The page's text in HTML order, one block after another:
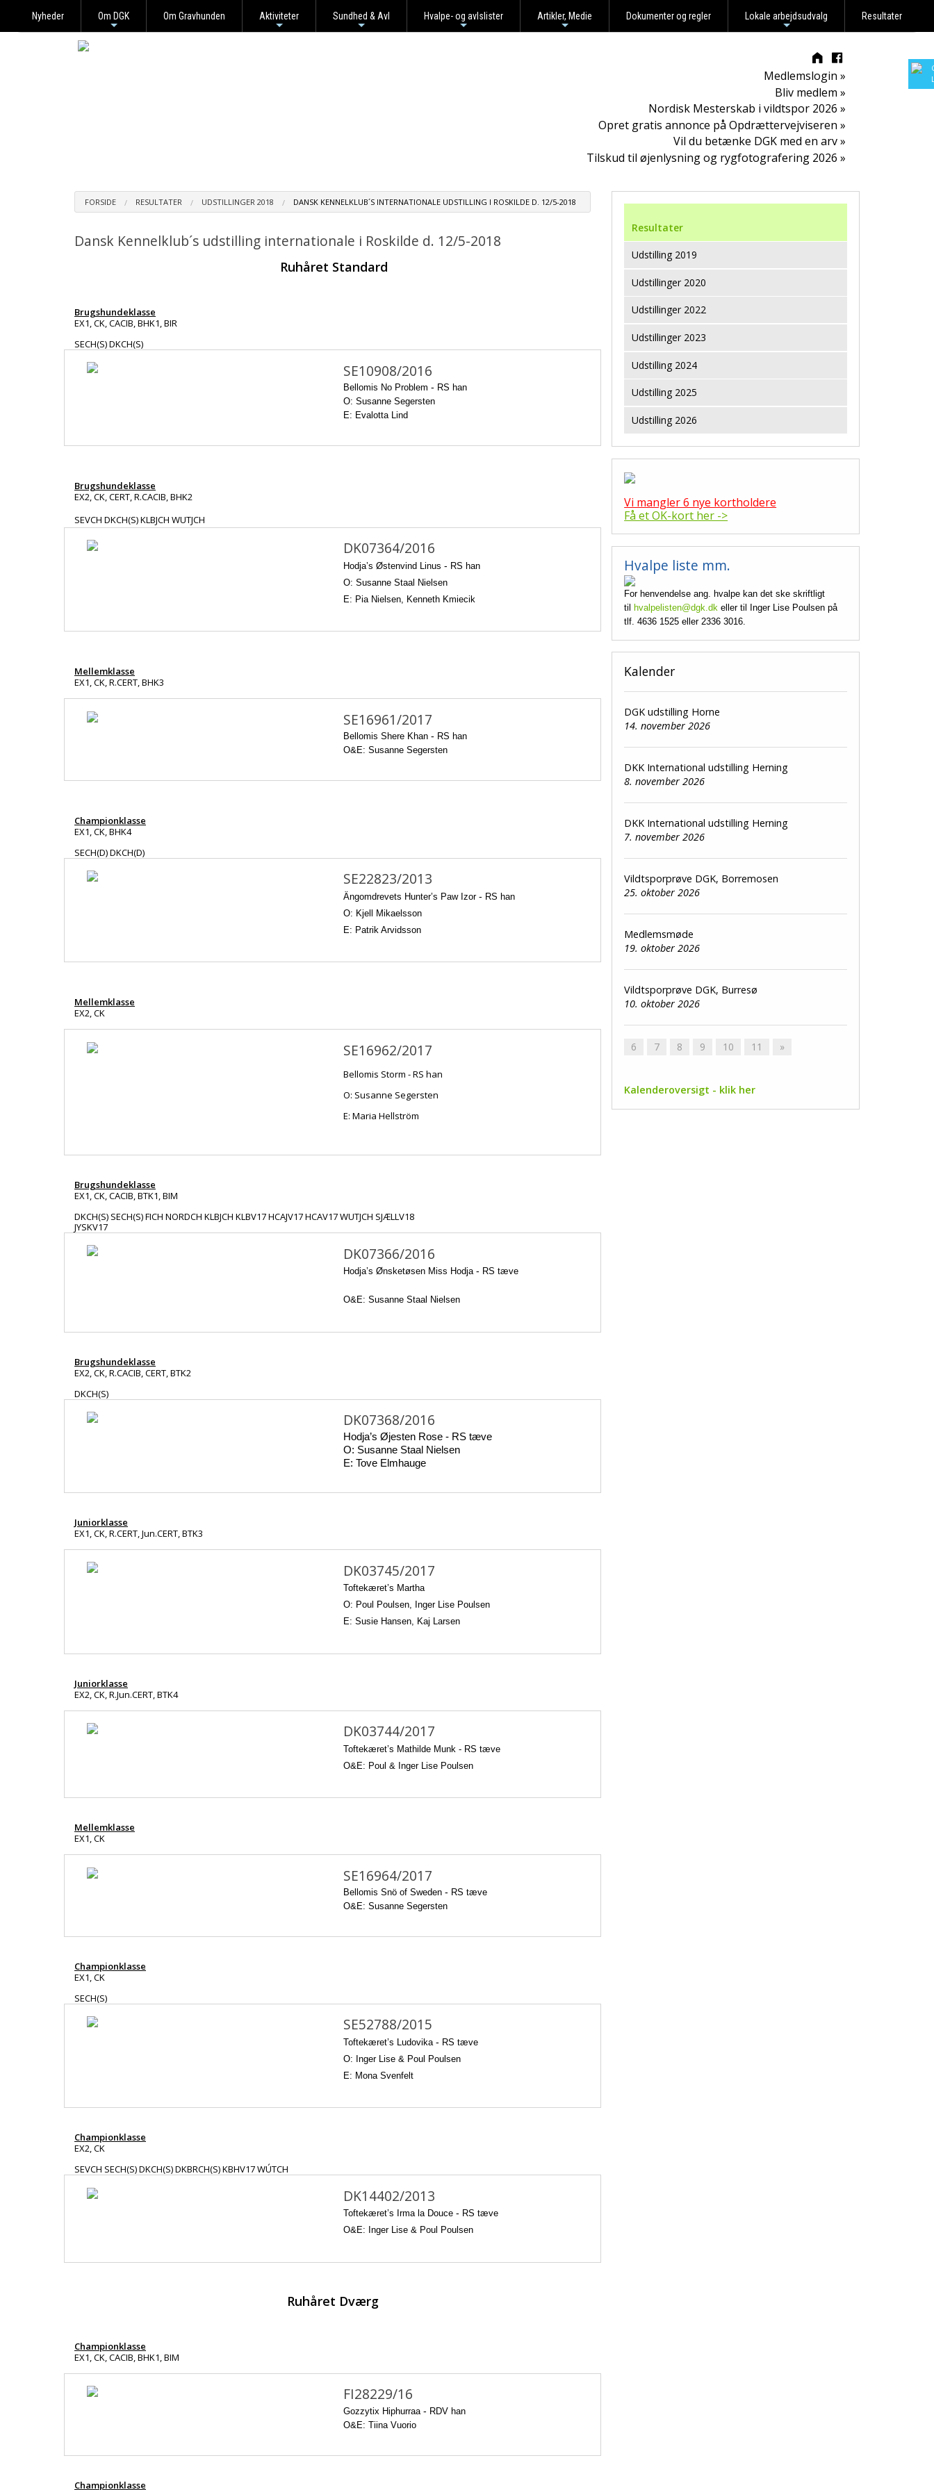
Nyheder Om DGK Om Gravhunden Aktiviteter Sundhed & Avl Hvalpe- og avlslister Artikler, Medie Dokumenter og regler Lokale arbejdsudvalg Resultater
Medlemslogin »
Bliv medlem »
Nordisk Mesterskab i vildtspor 2026 »
Opret gratis annonce på Opdrættervejviseren »
Vil du betænke DGK med en arv »
Tilskud til øjenlysning og rygfotografering 2026 »
FORSIDE RESULTATER UDSTILLINGER 2018 DANSK KENNELKLUB´S INTERNATIONALE UDSTILLING I ROSKILDE D. 12/5-2018
Dansk Kennelklub´s udstilling internationale i Roskilde d. 12/5-2018
Ruhåret Standard
Brugshundeklasse
EX1, CK, CACIB, BHK1, BIR
SECH(S) DKCH(S)
SE10908/2016
Bellomis No Problem - RS han
O: Susanne Segersten
E: Evalotta Lind
Brugshundeklasse
EX2, CK, CERT, R.CACIB, BHK2
SEVCH DKCH(S) KLBJCH WUTJCH
DK07364/2016
Hodja’s Østenvind Linus - RS han
O: Susanne Staal Nielsen
E: Pia Nielsen, Kenneth Kmiecik
Mellemklasse
EX1, CK, R.CERT, BHK3
SE16961/2017
Bellomis Shere Khan- RS han
O&E: Susanne Segersten
Championklasse
EX1, CK, BHK4
SECH(D) DKCH(D)
SE22823/2013
Ängomdrevets Hunter’s Paw Izor- RS han
O: Kjell Mikaelsson
E: Patrik Arvidsson
Mellemklasse
EX2, CK
SE16962/2017
Bellomis Storm - RS han
O: Susanne Segersten
E: Maria Hellström
Brugshundeklasse
EX1, CK, CACIB, BTK1, BIM
DKCH(S) SECH(S) FICH NORDCH KLBJCH KLBV17 HCAJV17 HCAV17 WUTJCH SJÆLLV18
JYSKV17
DK07366/2016
Hodja’s Ønsketøsen Miss Hodja- RS tæve
O&E: Susanne Staal Nielsen
Brugshundeklasse
EX2, CK, R.CACIB, CERT, BTK2
DKCH(S)
DK07368/2016
Hodja’s Øjesten Rose - RS tæve
O: Susanne Staal Nielsen
E: Tove Elmhauge
Juniorklasse
EX1, CK, R.CERT, Jun.CERT, BTK3
DK03745/2017
Toftekæret’s Martha
O: Poul Poulsen, Inger Lise Poulsen
E: Susie Hansen, Kaj Larsen
Juniorklasse
EX2, CK, R.Jun.CERT, BTK4
DK03744/2017
Toftekæret’s Mathilde Munk - RS tæve
O&E: Poul & Inger Lise Poulsen
Mellemklasse
EX1, CK
SE16964/2017
Bellomis Snö of Sweden- RS tæve
O&E: Susanne Segersten
Championklasse
EX1, CK
SECH(S)
SE52788/2015
Toftekæret’s Ludovika- RS tæve
O: Inger Lise & Poul Poulsen
E: Mona Svenfelt
Championklasse
EX2, CK
SEVCH SECH(S) DKCH(S) DKBRCH(S) KBHV17 WÚTCH
DK14402/2013
Toftekæret’s Irma la Douce- RS tæve
O&E: Inger Lise & Poul Poulsen
Ruhåret Dværg
Championklasse
EX1, CK, CACIB, BHK1, BIM
FI28229/16
Gozzytix Hiphurraa- RDV han
O&E: Tiina Vuorio
Championklasse
Resultater
Udstilling 2019
Udstillinger 2020
Udstillinger 2022
Udstillinger 2023
Udstilling 2024
Udstilling 2025
Udstilling 2026
Vi mangler 6 nye kortholdere
Få et OK-kort her ->
Hvalpe liste mm.
For henvendelse ang. hvalpe kan det ske skriftligt
til
hvalpelisten@dgk.dk eller til Inger Lise Poulsen på
tlf. 4636 1525 eller 2336 3016.
Kalender
DGK udstilling Horne
14. november 2026
DKK International udstilling Herning
8. november 2026
DKK International udstilling Herning
7. november 2026
Vildtsporprøve DGK, Borremosen
25. oktober 2026
Medlemsmøde
19. oktober 2026
Vildtsporprøve DGK, Burresø
10. oktober 2026
6 7 8 9 10 11 »
Kalenderoversigt - klik her